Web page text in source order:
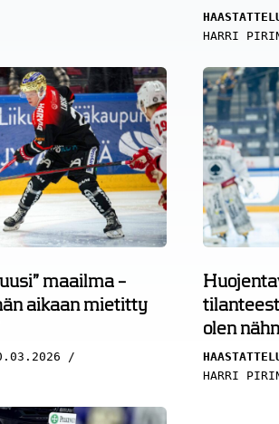
HARRI
maailma –
aikaan mietitty
olen
HARRI